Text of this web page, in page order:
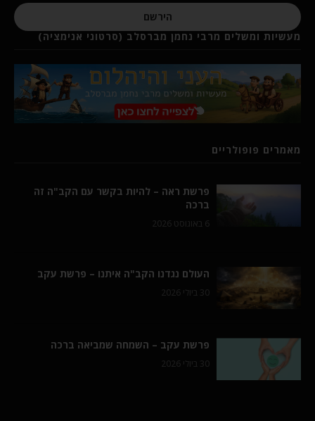
הירשם
מעשיות ומשלים מרבי נחמן מברסלב (סרטוני אנימציה)
מאמרים פופולריים
פרשת ראה – להיות בקשר עם הקב"ה זה
ברכה
6 באוגוסט 2026
העולם נגדנו הקב"ה איתנו – פרשת עקב
30 ביולי 2026
פרשת עקב – השמחה שמביאה ברכה
30 ביולי 2026